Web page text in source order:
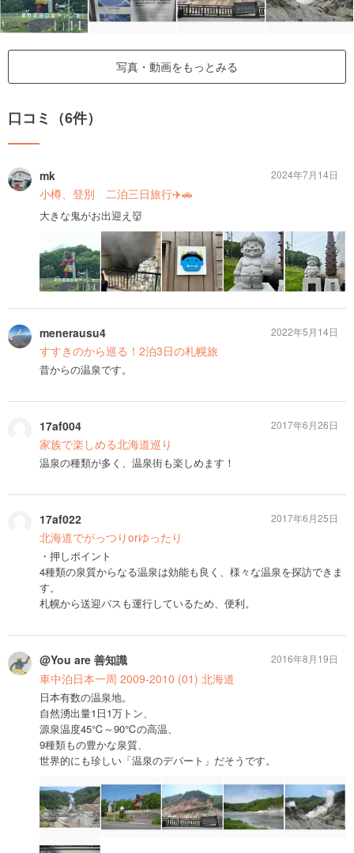
写真・動画をもっとみる
口コミ（6件）
mk
小樽、登別 二泊三日旅行✈️🚗
大きな鬼がお出迎え👹
2024年7月14日
menerausu4
すすきのから巡る！2泊3日の札幌旅
昔からの温泉です。
2022年5月14日
17af004
家族で楽しめる北海道巡り
温泉の種類が多く、温泉街も楽しめます！
2017年6月26日
17af022
北海道でがっつりorゆったり
・押しポイント
4種類の泉質からなる温泉は効能も良く、様々な温泉を探訪できま
す。
札幌から送迎バスも運行しているため、便利。
2017年6月25日
@You are 善知識
車中泊日本一周 2009-2010 (01) 北海道
日本有数の温泉地。
自然湧出量1日1万トン、
源泉温度45℃～90℃の高温、
9種類もの豊かな泉質、
世界的にも珍しい「温泉のデパート」だそうです。
2016年8月19日